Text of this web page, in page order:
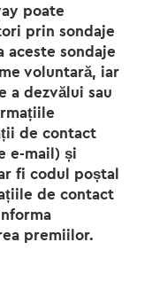
poate
prin sondaje
aceste sondaje
voluntară, iar
a dezvălui sau
de contact
e-mail) și
fi codul poștal
de contact
premiilor.